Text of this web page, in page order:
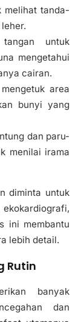
melihat tanda-
untuk
mengetahui
cairan.
area
bunyi yang
dan paru-
menilai irama
diminta untuk
ini membantu
lebih detail.
Rutin
banyak
dan